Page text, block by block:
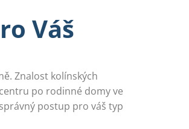
Váš
Znalost kolínských
po rodinné domy ve
postup pro váš typ